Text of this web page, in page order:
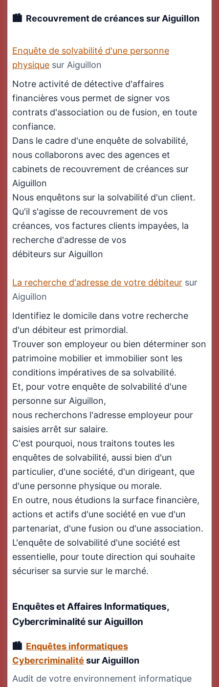
Recouvrement de créances sur Aiguillon
Enquête de solvabilité d'une personne
physique sur Aiguillon
Notre activité de détective d'affaires
financières vous permet de signer vos
contrats d'association ou de fusion, en toute
confiance.
Dans le cadre d'une enquête de solvabilité,
nous collaborons avec des agences et
cabinets de recouvrement de créances sur
Aiguillon
Nous enquêtons sur la solvabilité d'un client.
Qu'il s'agisse de recouvrement de vos
créances, vos factures clients impayées, la
recherche d'adresse de vos
débiteurs sur Aiguillon
La recherche d'adresse de votre débiteur sur
Aiguillon
Identifiez le domicile dans votre recherche
d'un débiteur est primordial.
Trouver son employeur ou bien déterminer son
patrimoine mobilier et immobilier sont les
conditions impératives de sa solvabilité.
Et, pour votre enquête de solvabilité d'une
personne sur Aiguillon,
nous recherchons l'adresse employeur pour
saisies arrêt sur salaire.
C'est pourquoi, nous traitons toutes les
enquêtes de solvabilité, aussi bien d'un
particulier, d'une société, d'un dirigeant, que
d'une personne physique ou morale.
En outre, nous étudions la surface financière,
actions et actifs d'une société en vue d'un
partenariat, d'une fusion ou d'une association.
L'enquête de solvabilité d'une société est
essentielle, pour toute direction qui souhaite
sécuriser sa survie sur le marché.
Enquêtes et Affaires Informatiques,
Cybercriminalitésur Aiguillon
Enquêtes informatiques
Cybercriminalité sur Aiguillon
Audit de votre environnement informatique